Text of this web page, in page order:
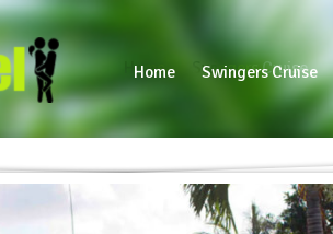
Home
Home Swingers Cruise
Swingers Cruise